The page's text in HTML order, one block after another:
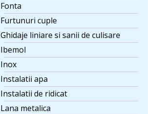
Fonta
Furtunuri cuple
Ghidaje liniare si sanii de culisare
Ibemol
Inox
Instalatii apa
Instalatii de ridicat
Lana metalica